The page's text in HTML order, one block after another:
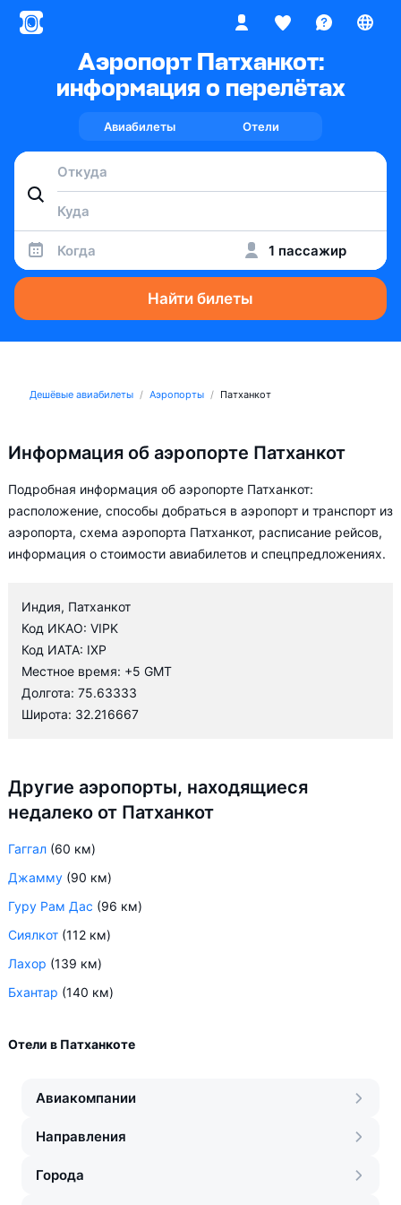
Аэропорт Патханкот:
информация о перелётах
Авиабилеты Отели
Когда 1 пассажир
Найти билеты
Дешёвые авиабилеты Аэропорты Патханкот
Информация об аэропорте Патханкот
Подробная информация об аэропорте Патханкот:
расположение, способы добраться в аэропорт и транспорт из
аэропорта, схема аэропорта Патханкот, расписание рейсов,
информация о стоимости авиабилетов и спецпредложениях.
Индия, Патханкот
Код ИКАО: VIPK
Код ИАТА: IXP
Местное время: +5 GMT
Долгота: 75.63333
Широта: 32.216667
Другие аэропорты, находящиеся
недалеко от Патханкот
Гаггал (60 км)
Джамму (90 км)
Гуру Рам Дас (96 км)
Сиялкот (112 км)
Лахор (139 км)
Бхантар (140 км)
Отели в Патханкоте
Авиакомпании
Направления
Города